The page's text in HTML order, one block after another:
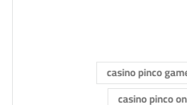
casino pinco
casino pinco